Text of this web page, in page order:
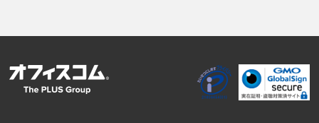
外国における個人情報の保護に関する制度等の詳細は以下を
ご確認下さい。